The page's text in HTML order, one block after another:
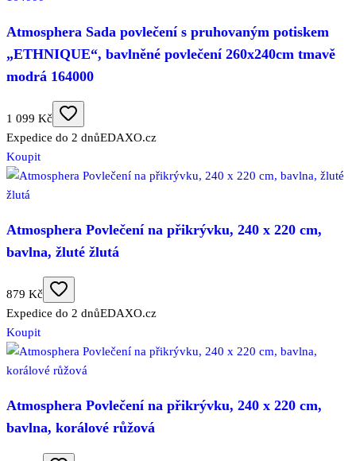
Atmosphera Sada povlečení s pruhovaným potiskem
„ETHNIQUE“, bavlněné povlečení 260x240cm tmavě
modrá 164000
1 099 Kč
Expedice do 2 dnůEDAXO.cz
Koupit
Atmosphera Povlečení na přikrývku, 240 x 220 cm,
bavlna, žluté žlutá
879 Kč
Expedice do 2 dnůEDAXO.cz
Koupit
Atmosphera Povlečení na přikrývku, 240 x 220 cm,
bavlna, korálové růžová